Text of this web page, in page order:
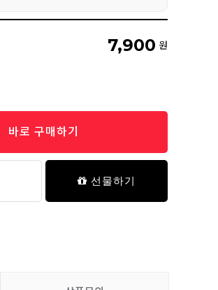
7,900 원
바로 구매하기
선물하기